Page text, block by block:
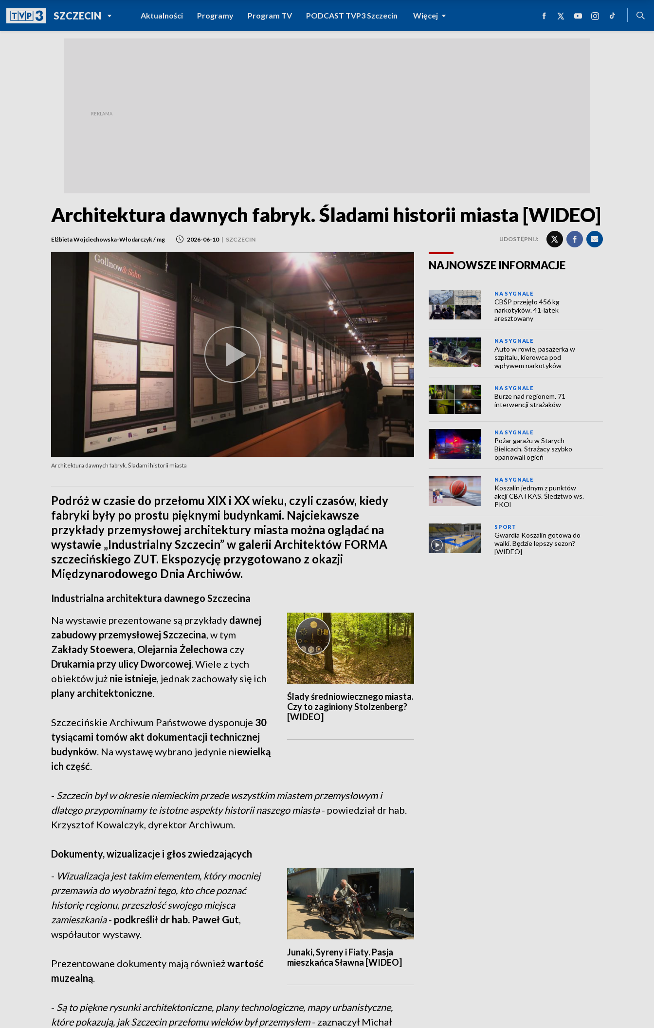
SZCZECINPOWRÓT DO
TVP REGIONY
Aktualności Programy Program TV PODCAST TVP3 Szczecin Więcej
Architektura dawnych fabryk. Śladami historii miasta [WIDEO]
Elżbieta Wojciechowska-Włodarczyk / mg 2026-06-10 | SZCZECIN UDOSTĘPNIJ:
Architektura dawnych fabryk. Śladami historii miasta
Podróż w czasie do przełomu XIX i XX wieku, czyli czasów, kiedy
fabryki były po prostu pięknymi budynkami. Najciekawsze
przykłady przemysłowej architektury miasta można oglądać na
wystawie „Industrialny Szczecin” w galerii Architektów FORMA
szczecińskiego ZUT. Ekspozycję przygotowano z okazji
Międzynarodowego Dnia Archiwów.
Industrialna architektura dawnego Szczecina
Ślady średniowiecznego miasta.
Czy to zaginiony Stolzenberg?
[WIDEO]
Na wystawie prezentowane są przykłady dawnej
zabudowy przemysłowej Szczecina , w tym
Zakłady Stoewera Olejarnia Żelechowa czy
Drukarnia przy ulicy Dworcowej . Wiele z tych
obiektów już nie istnieje , jednak zachowały się ich
plany architektoniczne
Szczecińskie Archiwum Państwowe dysponuje 30
tysiącami tomów akt dokumentacji technicznej
budynków . Na wystawę wybrano jedynie niewielką
ich część
- Szczecin był w okresie niemieckim przede wszystkim miastem przemysłowym i
dlatego przypominamy te istotne aspekty historii naszego miasta- powiedział dr hab.
Krzysztof Kowalczyk, dyrektor Archiwum.
Dokumenty, wizualizacje i głos zwiedzających
Junaki, Syreny i Fiaty. Pasja
mieszkańca Sławna [WIDEO]
- Wizualizacja jest takim elementem, który mocniej
przemawia do wyobraźni tego, kto chce poznać
historię regionu, przeszłość swojego miejsca
zamieszkania- podkreślił dr hab. Paweł Gut
współautor wystawy.
Prezentowane dokumenty mają równieżwartość
muzealną
- Są to piękne rysunki architektoniczne, plany technologiczne, mapy urbanistyczne,
które pokazują, jak Szczecin przełomu wieków był przemysłem- zaznaczył Michał
NAJNOWSZE INFORMACJE
NA SYGNALE
CBŚP przejęło 456 kg
narkotyków. 41‑latek
aresztowany
NA SYGNALE
Auto w rowie, pasażerka w
szpitalu, kierowca pod
wpływem narkotyków
NA SYGNALE
Burze nad regionem. 71
interwencji strażaków
NA SYGNALE
Pożar garażu w Starych
Bielicach. Strażacy szybko
opanowali ogień
NA SYGNALE
Koszalin jednym z punktów
akcji CBA i KAS. Śledztwo ws.
PKOl
SPORT
Gwardia Koszalin gotowa do
walki. Będzie lepszy sezon?
[WIDEO]